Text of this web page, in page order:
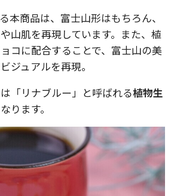
本商品は、富士山形はもちろん、
山肌を再現しています。また、植
コに配合することで、富士山の美
ジュアルを再現。
「リナブルー」と呼ばれる植物生
ります。